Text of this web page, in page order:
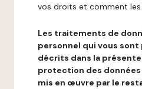
vos droits et comment les
Les traitements de
personnel qui vous
décrits dans la
protection des
mis en œuvre par le